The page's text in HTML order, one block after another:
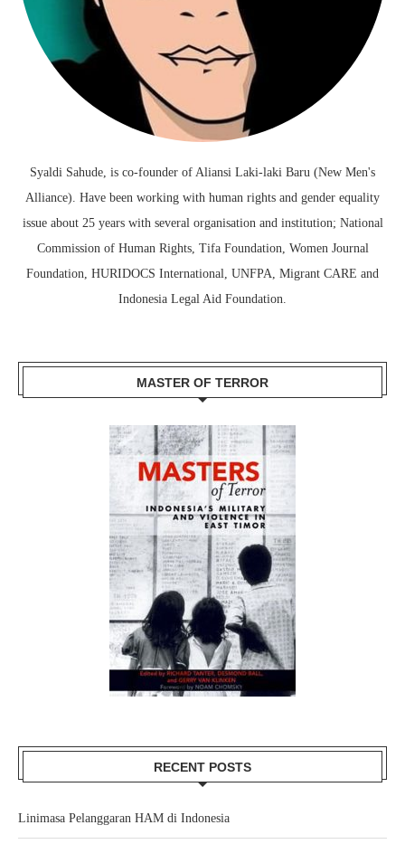
Syaldi Sahude, is co-founder of Aliansi Laki-laki Baru (New Men's
Alliance). Have been working with human rights and gender equality
issue about 25 years with several organisation and institution; National
Commission of Human Rights, Tifa Foundation, Women Journal
Foundation, HURIDOCS International, UNFPA, Migrant CARE and
Indonesia Legal Aid Foundation.
MASTER OF TERROR
RECENT POSTS
Linimasa Pelanggaran HAM di Indonesia